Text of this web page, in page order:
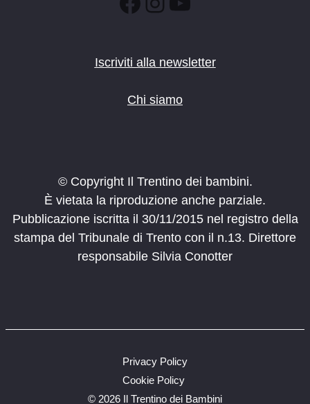
Iscriviti alla newsletter
Chi siamo
© Copyright Il Trentino dei bambini.
È vietata la riproduzione anche parziale.
Pubblicazione iscritta il 30/11/2015 nel registro della
stampa del Tribunale di Trento con il n.13. Direttore
responsabile Silvia Conotter
© 2026 Il Trentino dei Bambini
Privacy Policy
Cookie Policy